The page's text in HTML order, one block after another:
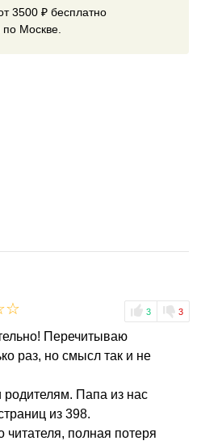
3500 ₽ бесплатно
Москве.
3 3
☆
Перечитываю
раз, но смысл так и не
родителям. Папа из нас
из 398.
читателя, полная потеря